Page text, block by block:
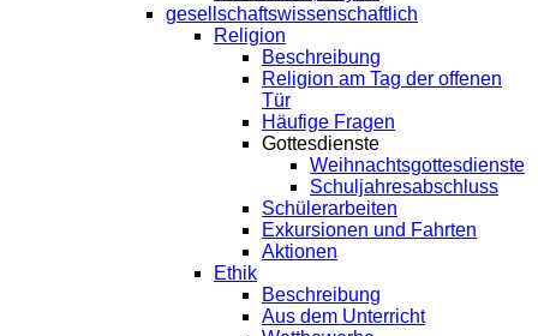
gesellschaftswissenschaftlich
Religion
Beschreibung
Religion am Tag der offenen
Tür
Häufige Fragen
Gottesdienste
Weihnachtsgottesdienste
Schuljahresabschluss
Schülerarbeiten
Exkursionen und Fahrten
Aktionen
Ethik
Beschreibung
Aus dem Unterricht